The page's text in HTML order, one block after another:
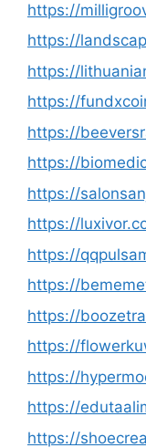
https://
https://
https://
https://
https://
https://
https://
https://
https://
https://
https://
https://
https://
https://
https://